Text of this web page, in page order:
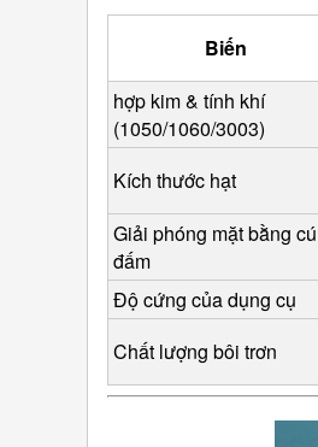
Biến
hợp kim & tính khí
(1050/1060/3003)
Kích thước hạt
Giải phóng mặt bằng cú
đấm
Độ cứng của dụng cụ
Chất lượng bôi trơn